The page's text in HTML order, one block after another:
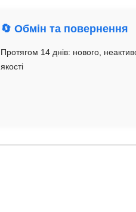
🔄 Обмін та повернення
Протягом 14 днів: нового,
якості